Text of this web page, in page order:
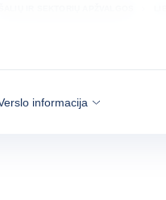
informacija